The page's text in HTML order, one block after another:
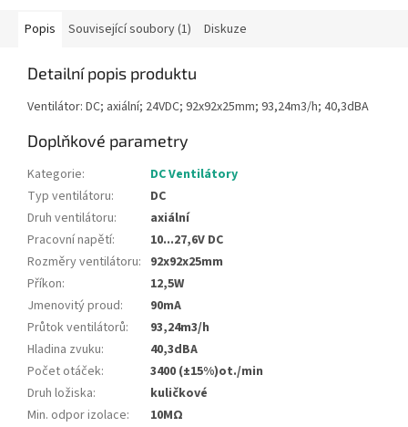
Popis Související soubory (1) Diskuze
Detailní popis produktu
Ventilátor: DC; axiální; 24VDC; 92x92x25mm; 93,24m3/h; 40,3dBA
Doplňkové parametry
Kategorie:
DC Ventilátory
Typ ventilátoru:
DC
Druh ventilátoru:
axiální
Pracovní napětí:
10...27,6V DC
Rozměry ventilátoru: 92x92x25mm
Příkon:
12,5W
Jmenovitý proud:
90mA
Průtok ventilátorů:
93,24m3/h
Hladina zvuku:
40,3dBA
Počet otáček:
3400 (±15%)ot./min
Druh ložiska:
kuličkové
Min. odpor izolace:
10MΩ